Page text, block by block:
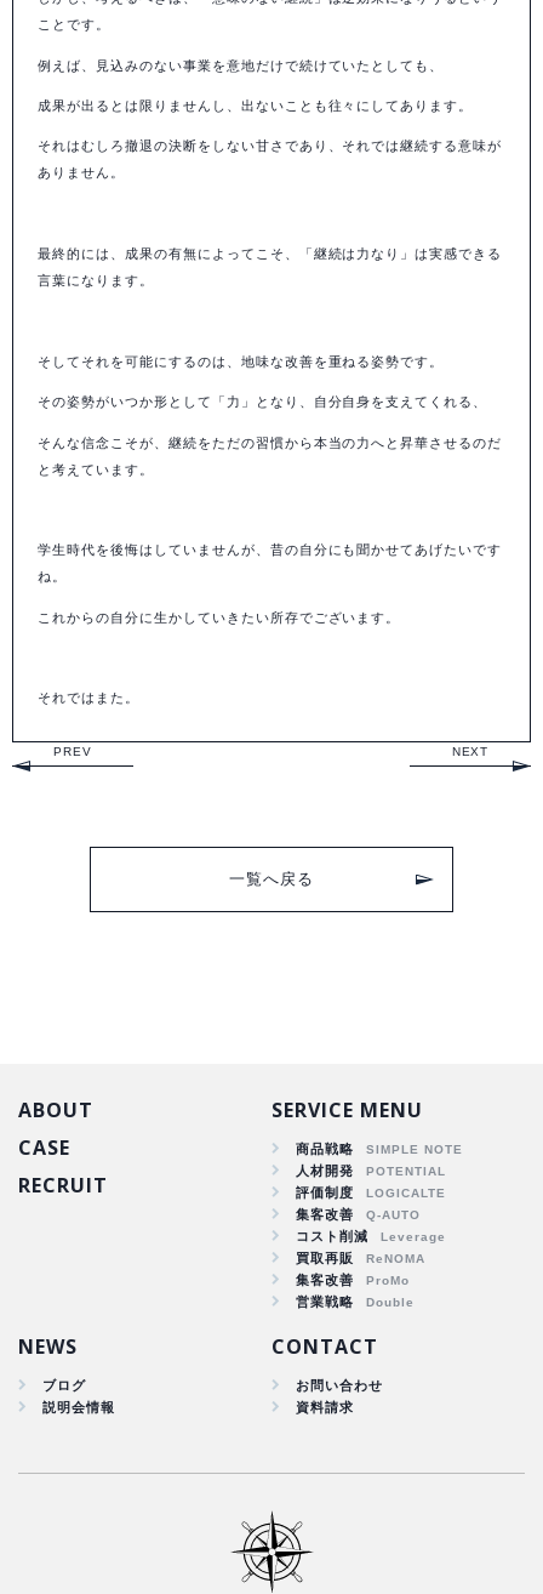
ことです。
例えば、見込みのない事業を意地だけで続けていたとしても、
成果が出るとは限りませんし、出ないことも往々にしてあります。
それはむしろ撤退の決断をしない甘さであり、それでは継続する意味が
ありません。
最終的には、成果の有無によってこそ、「継続は力なり」は実感できる
言葉になります。
そしてそれを可能にするのは、地味な改善を重ねる姿勢です。
その姿勢がいつか形として「力」となり、自分自身を支えてくれる、
そんな信念こそが、継続をただの習慣から本当の力へと昇華させるのだ
と考えています。
学生時代を後悔はしていませんが、昔の自分にも聞かせてあげたいです
ね。
これからの自分に生かしていきたい所存でございます。
それではまた。
PREV NEXT
一覧へ戻る
ABOUT
CASE
商品戦略
RECRUIT
SERVICE MENU
商品戦略
人材開発
評価制度
集客改善
コスト削減
買取再販
集客改善
営業戦略
NEWS
ブログ
説明会情報
CONTACT
お問い合わせ
資料請求